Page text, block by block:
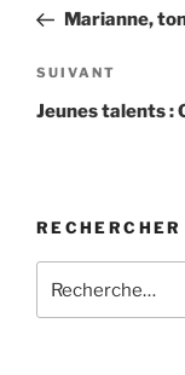
l’article
précédent
Marianne,
Article
suivant
SUIVANT
Jeunes talents :
RECHERCHER
pour